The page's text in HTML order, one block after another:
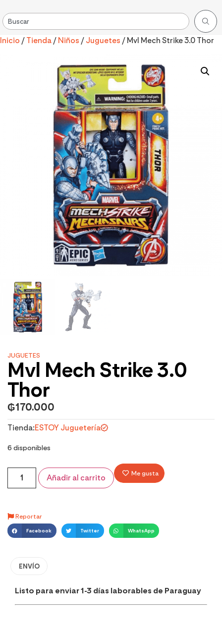
Inicio / Tienda / Niños / Juguetes / Mvl Mech Strike 3.0 Thor
JUGUETES
Mvl Mech Strike 3.0
Thor
₲170.000
Tienda:ESTOY Juguetería
6 disponibles
Añadir al carrito Me gusta
Reportar
Facebook Twitter WhatsApp
ENVÍO
Listo para enviar 1-3 días laborables de Paraguay